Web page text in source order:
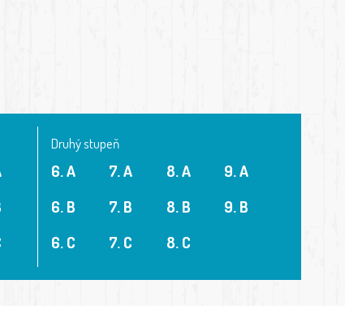
Druhý stupeň
6. A
6. B
6. C
7. A
7. B
7. C
8. A
8. B
8. C
9. A
9. B